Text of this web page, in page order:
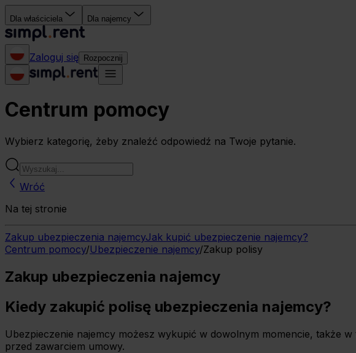
Dla właściciela Dla najemcy
Zaloguj się Rozpocznij
Centrum pomocy
Wybierz kategorię, żeby znaleźć odpowiedź na Twoje pytanie.
Wróć
Na tej stronie
Zakup ubezpieczenia najemcyJak kupić ubezpieczenie najemcy?
Centrum pomocy/Ubezpieczenie najemcy/Zakup polisy
Zakup ubezpieczenia najemcy
Kiedy zakupić polisę ubezpieczenia najemcy?
Ubezpieczenie najemcy możesz wykupić w dowolnym momencie, także
przed zawarciem umowy.